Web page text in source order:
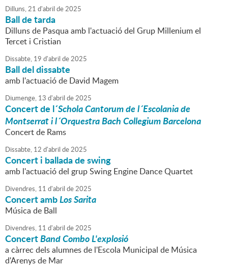
Dilluns,21 d'abril de2025
Ball de tarda
Dilluns de Pasqua amb l'actuació del Grup Millenium el
Tercet i Cristian
Dissabte, 19 d'abril de2025
Ball del dissabte
amb l'actuació de David Magem
Diumenge, 13 d'abril de2025
Concert de l´Schola Cantorum de l´Escolania de
Montserrat i l´Orquestra Bach Collegium Barcelona
Concert de Rams
Dissabte, 12 d'abril de2025
Concert i ballada de swing
amb l'actuació del grup Swing Engine Dance Quartet
Divendres, 11 d'abril de2025
Concert ambLos Sarita
Música de Ball
Divendres, 11 d'abril de2025
ConcertBand Combo L'explosió
a càrrec dels alumnes de l'Escola Municipal de Música
d'Arenys de Mar